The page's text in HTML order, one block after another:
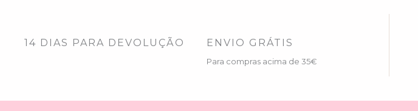
14 DIAS PARA DEVOLUÇÃO ENVIO GRÁTIS
Para compras acima de 35€